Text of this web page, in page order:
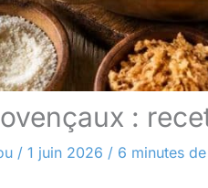
:
/ 1 juin 2026 / 6 minutes